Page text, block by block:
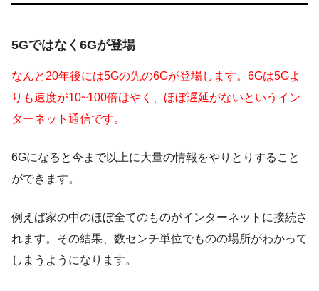
5Gではなく6Gが登場
なんと20年後には5Gの先の6Gが登場します。6Gは5Gよ
りも速度が10~100倍はやく、ほぼ遅延がないというイン
ターネット通信です。
6Gになると今まで以上に大量の情報をやりとりすること
ができます。
例えば家の中のほぼ全てのものがインターネットに接続さ
れます。その結果、数センチ単位でものの場所がわかって
しまうようになります。